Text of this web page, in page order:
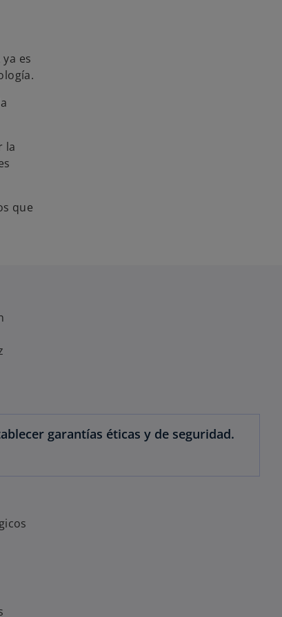
es
la
que
garantías éticas y de seguridad.